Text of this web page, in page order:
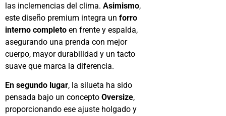
las inclemencias del clima. Asimismo,
este diseño premium integra un forro
interno completo en frente y espalda,
asegurando una prenda con mejor
cuerpo, mayor durabilidad y un tacto
suave que marca la diferencia.
En segundo lugar, la silueta ha sido
pensada bajo un concepto Oversize,
proporcionando ese ajuste holgado y